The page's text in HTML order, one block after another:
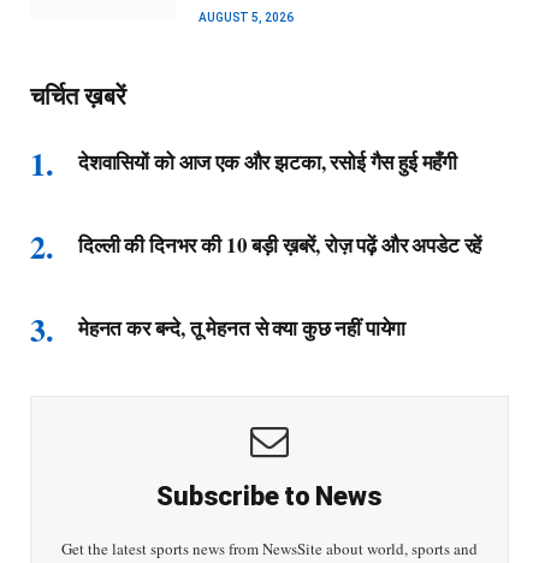
AUGUST 5, 2026
चर्चित ख़बरें
देशवासियों को आज एक और झटका, रसोई गैस हुई महँगी
दिल्ली की दिनभर की 10 बड़ी ख़बरें, रोज़ पढ़ें और अपडेट रहें
मेहनत कर बन्दे, तू मेहनत से क्या कुछ नहीं पायेगा
Subscribe to News
Get the latest sports news from NewsSite about world, sports and